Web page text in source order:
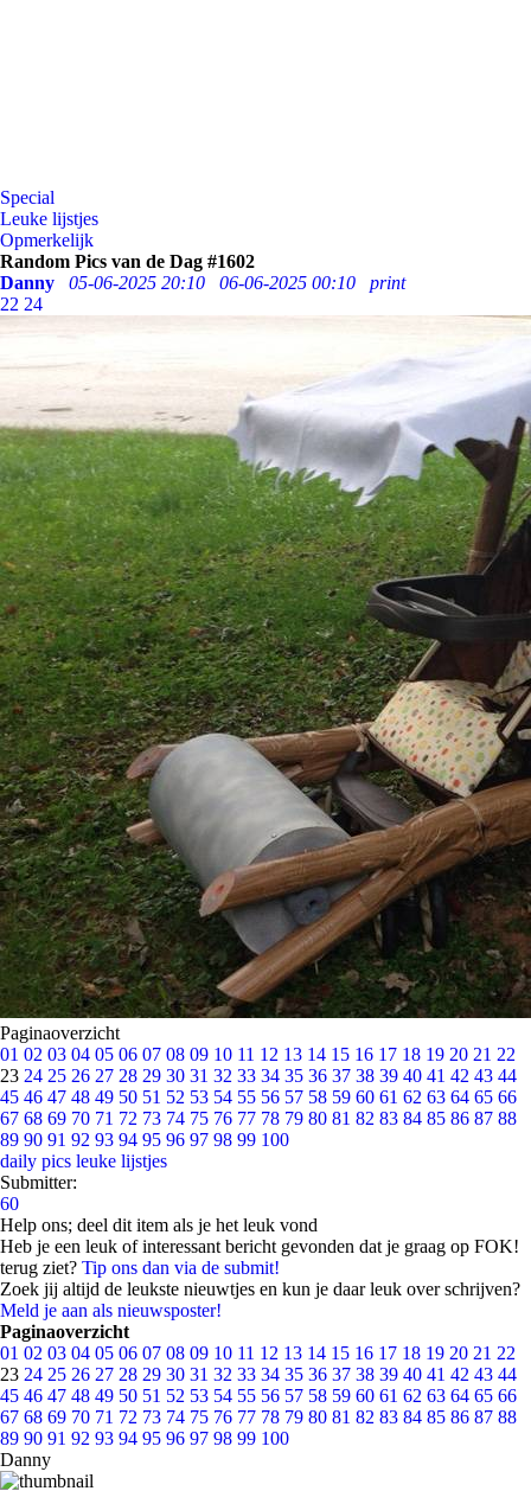
Special
Leuke lijstjes
Opmerkelijk
Random Pics van de Dag #1602
Danny
05-06-2025 20:10 06-06-2025 00:10
print
22 24
Paginaoverzicht
01 02 03 04 05 06 07 08 09 10 11 12 13 14 15 16 17 18 19 20 21 22
23 24 25 26 27 28 29 30 31 32 33 34 35 36 37 38 39 40 41 42 43 44
45 46 47 48 49 50 51 52 53 54 55 56 57 58 59 60 61 62 63 64 65 66
67 68 69 70 71 72 73 74 75 76 77 78 79 80 81 82 83 84 85 86 87 88
89 90 91 92 93 94 95 96 97 98 99 100
daily pics leuke lijstjes
Submitter:
60
Help ons; deel dit item als je het leuk vond
Heb je een leuk of interessant bericht gevonden dat je graag op FOK!
terug ziet? Tip ons dan via de submit!
Zoek jij altijd de leukste nieuwtjes en kun je daar leuk over schrijven?
Meld je aan als nieuwsposter!
Paginaoverzicht
01 02 03 04 05 06 07 08 09 10 11 12 13 14 15 16 17 18 19 20 21 22
23 24 25 26 27 28 29 30 31 32 33 34 35 36 37 38 39 40 41 42 43 44
45 46 47 48 49 50 51 52 53 54 55 56 57 58 59 60 61 62 63 64 65 66
67 68 69 70 71 72 73 74 75 76 77 78 79 80 81 82 83 84 85 86 87 88
89 90 91 92 93 94 95 96 97 98 99 100
Danny